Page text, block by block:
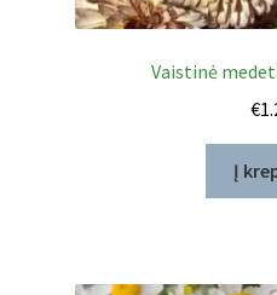
Vaistinė
€
Į